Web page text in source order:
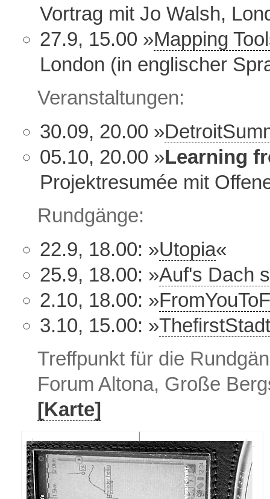
Vortrag mit Jo Walsh,
27.9, 15.00 »Mapping
London (in englischer
Veranstaltungen:
30.09, 20.00 »
05.10, 20.00 »Learning
Projektresumée mit
Rundgänge:
22.9, 18.00: »Utopia«
25.9, 18.00: »Auf's Dach
2.10, 18.00: »
3.10, 15.00: »
Treffpunkt für die
Forum Altona, Große
[Karte]